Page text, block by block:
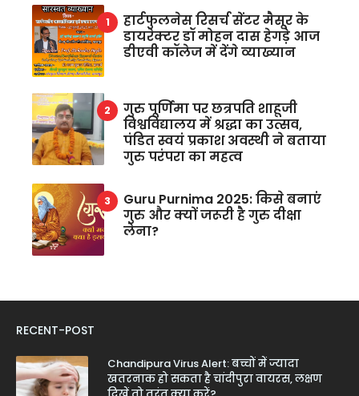
हार्टफुलनेस रिसर्च सेंटर मैसूर के
डायरेक्टर डॉ मोहन दास हेगड़े आज
डीएवी कॉलेज में देंगे व्याख्यान
गुरु पूर्णिमा पर छत्रपति शाहूजी
विश्वविद्यालय में श्रद्धा का उत्सव,
पंडित स्वयं प्रकाश अवस्थी ने बताया
गुरु परंपरा का महत्व
Guru Purnima 2025: किसे बनाएं
गुरु और क्यों जरूरी है गुरु दीक्षा
लेना?
RECENT-POST
Chandipura Virus Alert: बच्चों में ज्यादा
खतरनाक हो सकता है चांदीपुरा वायरस, लक्षण